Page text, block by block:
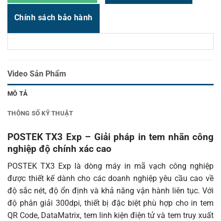
Chính sách bảo hành
Video Sản Phẩm
MÔ TẢ
THÔNG SỐ KỸ THUẬT
POSTEK TX3 Exp – Giải pháp in tem nhãn công
nghiệp độ chính xác cao
POSTEK TX3 Exp là dòng máy in mã vạch công nghiệp
được thiết kế dành cho các doanh nghiệp yêu cầu cao về
độ sắc nét, độ ổn định và khả năng vận hành liên tục. Với
độ phân giải 300dpi, thiết bị đặc biệt phù hợp cho in tem
QR Code, DataMatrix, tem linh kiện điện tử và tem truy xuất